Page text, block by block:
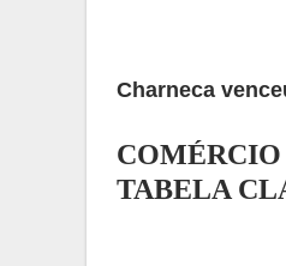
Charneca
COMÉRCIO
TABELA